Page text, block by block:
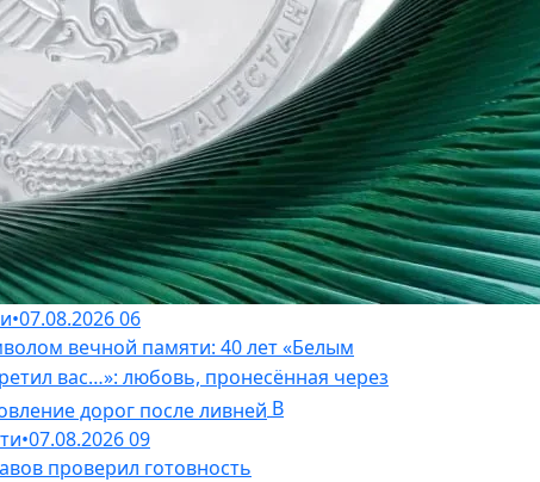
•07.08.202606
вечной памяти: 40 лет «Белым
вас…»: любовь, пронесённая через
В
•07.08.202609
проверил готовность